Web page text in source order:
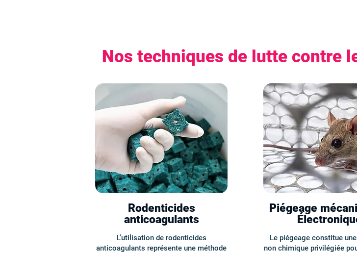
Nos techniques de lutte contre
Rodenticides
anticoagulants
L'utilisation de rodenticides
anticoagulants représente une méthode
Piégeage
Le piégeage constitue
non chimique privilégiée